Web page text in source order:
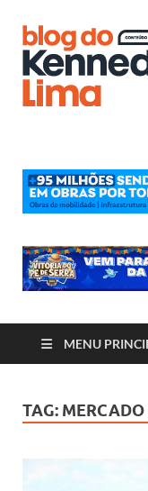
MENU
TAG: